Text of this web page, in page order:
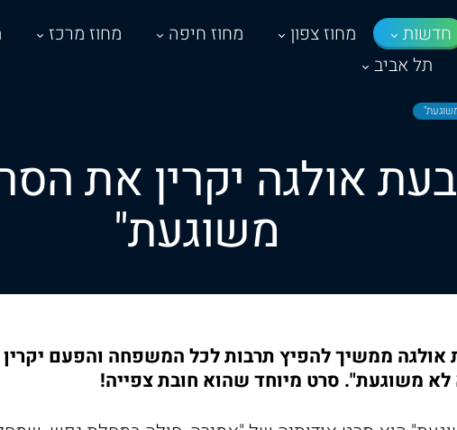
חדשות מחוז צפון מחוז חיפה מחוז מרכז
תל אביב
אולגה יקרין את
משוגעת"
אולגה ממשיך להפיץ תרבות לכל המשפחה והפעם
משוגעת". סרט מיוחד שהוא חובת צפייה!